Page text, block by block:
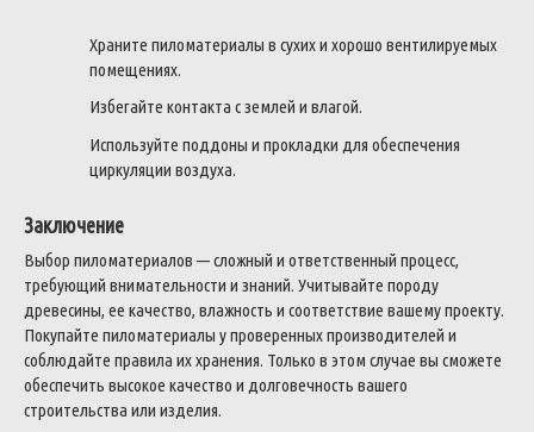
Храните пиломатериалы в сухих и хорошо вентилируемых
помещениях.
Избегайте контакта с землей и влагой.
Используйте поддоны и прокладки для обеспечения
циркуляции воздуха.
Заключение
Выбор пиломатериалов — сложный и ответственный процесс,
требующий внимательности и знаний. Учитывайте породу
древесины, ее качество, влажность и соответствие вашему проекту.
Покупайте пиломатериалы у проверенных производителей и
соблюдайте правила их хранения. Только в этом случае вы сможете
обеспечить высокое качество и долговечность вашего
строительства или изделия.